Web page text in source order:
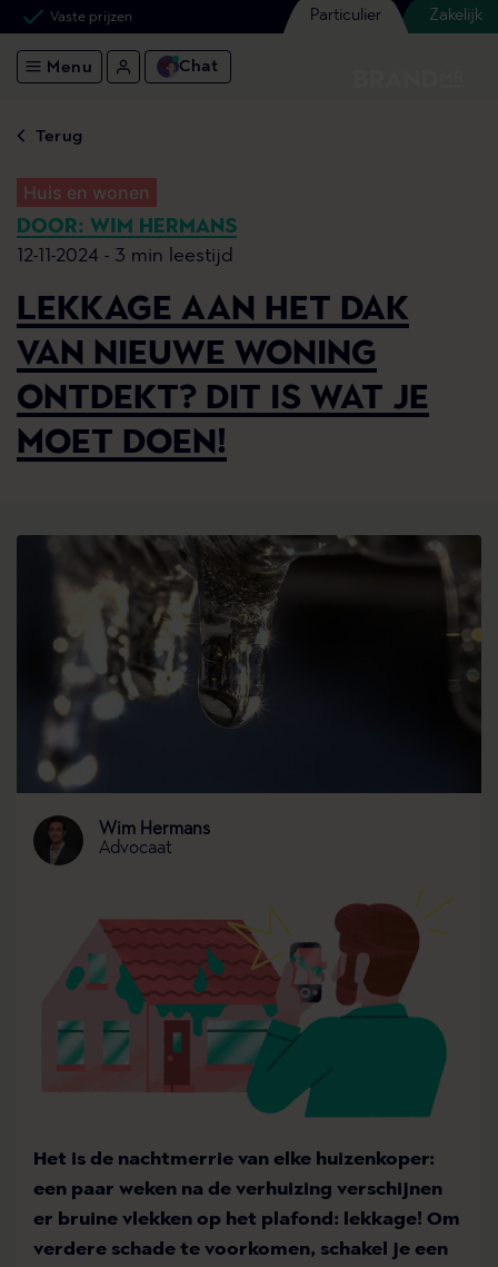
Vaste prijzen Particulier Zakelijk
Menu Chat
Terug
Huis en wonen
DOOR: WIM HERMANS
12-11-2024 - 3 min leestijd
LEKKAGE AAN HET DAK
VAN NIEUWE WONING
ONTDEKT? DIT IS WAT JE
MOET DOEN!
Wim Hermans
Advocaat
Het is de nachtmerrie van elke huizenkoper:
een paar weken na de verhuizing verschijnen
er bruine vlekken op het plafond: lekkage! Om
verdere schade te voorkomen, schakel je een